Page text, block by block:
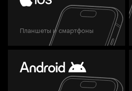
Планшеты и смартфоны